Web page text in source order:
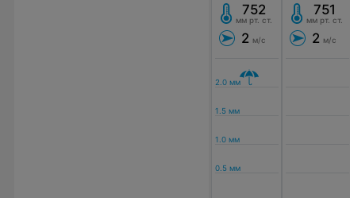
752
мм рт. ст.
2 м/с
751
мм рт. ст.
2 м/с